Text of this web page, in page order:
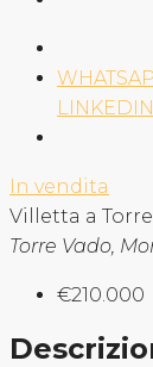
LINKEDIN
In vendita
Villetta a
Torre Vado,
€210.000